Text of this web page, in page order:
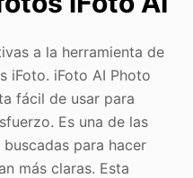
a la herramienta de
iFoto. iFoto AI Photo
fácil de usar para
Es una de las
para hacer
más claras. Esta